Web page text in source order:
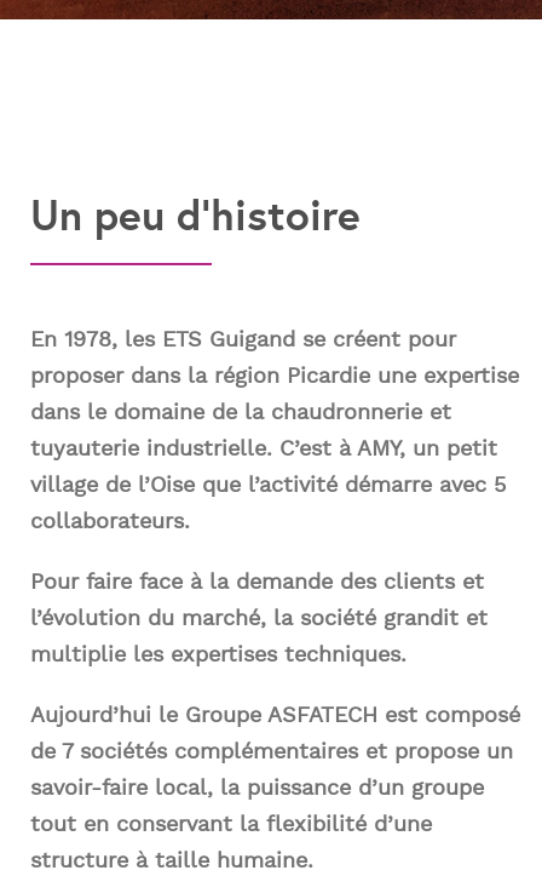
Un peu d'histoire
En 1978, les ETS Guigand se créent pour
proposer dans la région Picardie une expertise
dans le domaine de la chaudronnerie et
tuyauterie industrielle. C’est à AMY, un petit
village de l’Oise que l’activité démarre avec 5
collaborateurs.
Pour faire face à la demande des clients et
l’évolution du marché, la société grandit et
multiplie les expertises techniques.
Aujourd’hui le Groupe ASFATECH est composé
de 7 sociétés complémentaires et propose un
savoir-faire local, la puissance d’un groupe
tout en conservant la flexibilité d’une
structure à taille humaine.